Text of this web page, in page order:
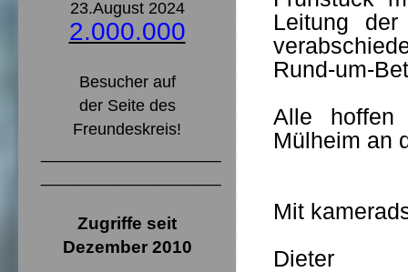
Leitung
Rund-um-
Alle
Mülheim an
Mit
Dieter
23.August 2024
2.000.000
Besucher auf
der Seite des
Freundeskreis!
Zugriffe seit
Dezember 2010